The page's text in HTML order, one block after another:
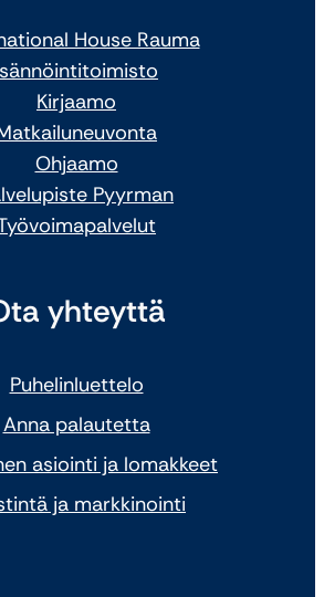
House Rauma
Kirjaamo
Ohjaamo
Pyyrman
yhteyttä
Puhelinluettelo
Anna palautetta
asiointi ja lomakkeet
ja markkinointi